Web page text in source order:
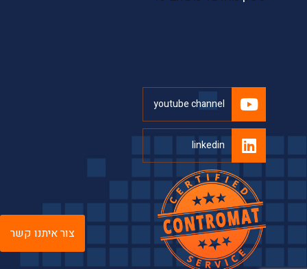
צור איתנו קשר
youtube channel
linkedin